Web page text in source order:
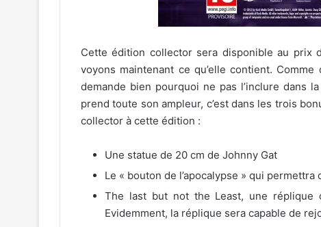
Cette édition collector sera disponible au prix
voyons maintenant ce qu’elle contient.
demande bien pourquoi ne pas l’inclure dans
prend toute son ampleur, c’est dans les trois
collector à cette édition :
Une statue de 20 cm de Johnny Gat
Le « bouton de l’apocalypse » qui
The last but not the Least, une réplique
Evidemment, la réplique sera capable de